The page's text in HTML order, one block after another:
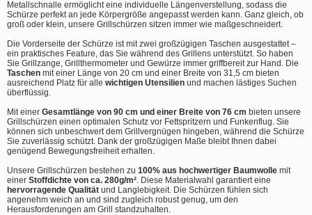
Metallschnalle ermöglicht eine individuelle Längenverstellung, sodass die
Schürze perfekt an jede Körpergröße angepasst werden kann. Ganz gleich, ob
groß oder klein, unsere Grillschürzen sitzen immer wie maßgeschneidert.
Die Vorderseite der Schürze ist mit zwei großzügigen Taschen ausgestattet –
ein praktisches Feature, das Sie während des Grillens unterstützt. So haben
Sie Grillzange, Grillthermometer und Gewürze immer griffbereit zur Hand. Die
Taschen mit einer Länge von 20 cm und einer Breite von 31,5 cm bieten
ausreichend Platz für alle wichtigen Utensilien und machen lästiges Suchen
überflüssig.
Mit einer Gesamtlänge von 90 cm und einer Breite von 76 cm bieten unsere
Grillschürzen einen optimalen Schutz vor Fettspritzern und Funkenflug. Sie
können sich unbeschwert dem Grillvergnügen hingeben, während die Schürze
Sie zuverlässig schützt. Dank der großzügigen Maße bleibt Ihnen dabei
genügend Bewegungsfreiheit erhalten.
Unsere Grillschürzen bestehen zu 100% aus hochwertiger Baumwolle mit
einer Stoffdichte von ca. 280g/m² . Diese Materialwahl garantiert eine
hervorragende Qualität und Langlebigkeit. Die Schürzen fühlen sich
angenehm weich an und sind zugleich robust genug, um den
Herausforderungen am Grill standzuhalten.